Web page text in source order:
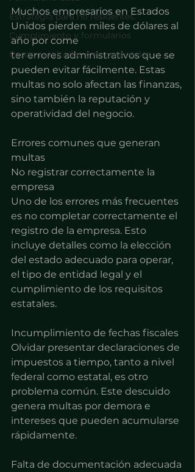
Estrategia para no residentes.
Cumplimiento y formularios
Casos, resultados y errores reales
Muchos empresarios en Estados
Unidos pierden miles de dólares al
año por come
ter errores administrativos que se
pueden evitar fácilmente. Estas
multas no solo afectan las finanzas,
sino también la reputación y
operatividad del negocio.
Errores comunes que generan
multas
No registrar correctamente la
empresa
Uno de los errores más frecuentes
es no completar correctamente el
registro de la empresa. Esto
incluye detalles como la elección
del estado adecuado para operar,
el tipo de entidad legal y el
cumplimiento de los requisitos
estatales.
Incumplimiento de fechas fiscales
Olvidar presentar declaraciones de
impuestos a tiempo, tanto a nivel
federal como estatal, es otro
problema común. Este descuido
genera multas por demora e
intereses que pueden acumularse
rápidamente.
Falta de documentación adecuada